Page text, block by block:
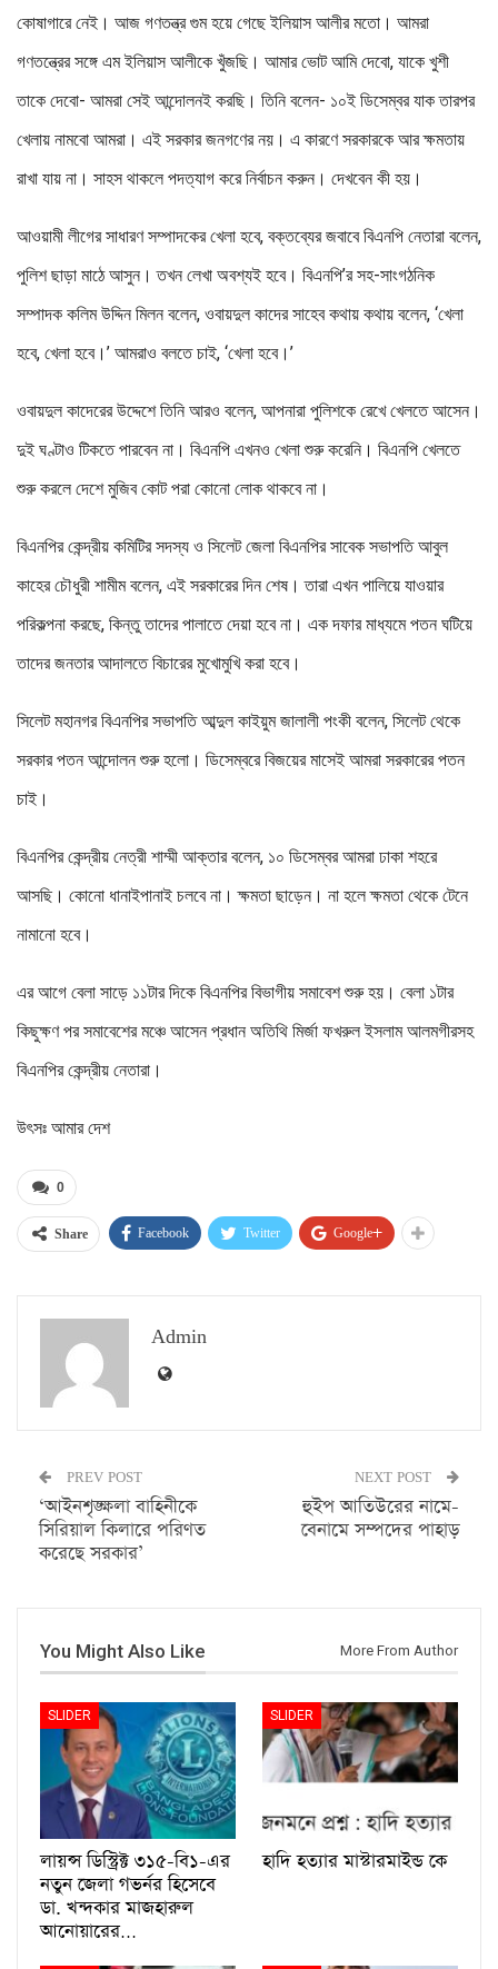
কোষাগারে নেই। আজ গণতন্ত্র গুম হয়ে গেছে ইলিয়াস আলীর মতো। আমরা
গণতন্ত্রের সঙ্গে এম ইলিয়াস আলীকে খুঁজছি। আমার ভোট আমি দেবো, যাকে খুশী
তাকে দেবো- আমরা সেই আন্দোলনই করছি। তিনি বলেন- ১০ই ডিসেম্বর যাক তারপর
খেলায় নামবো আমরা। এই সরকার জনগণের নয়। এ কারণে সরকারকে আর ক্ষমতায়
রাখা যায় না। সাহস থাকলে পদত্যাগ করে নির্বাচন করুন। দেখবেন কী হয়।
আওয়ামী লীগের সাধারণ সম্পাদকের খেলা হবে, বক্তব্যের জবাবে বিএনপি নেতারা বলেন,
পুলিশ ছাড়া মাঠে আসুন। তখন লেখা অবশ্যই হবে। বিএনপি’র সহ-সাংগঠনিক
সম্পাদক কলিম উদ্দিন মিলন বলেন, ওবায়দুল কাদের সাহেব কথায় কথায় বলেন, ‘খেলা
হবে, খেলা হবে।’ আমরাও বলতে চাই, ‘খেলা হবে।’
ওবায়দুল কাদেরের উদ্দেশে তিনি আরও বলেন, আপনারা পুলিশকে রেখে খেলতে আসেন।
দুই ঘণ্টাও টিকতে পারবেন না। বিএনপি এখনও খেলা শুরু করেনি। বিএনপি খেলতে
শুরু করলে দেশে মুজিব কোট পরা কোনো লোক থাকবে না।
বিএনপির কেন্দ্রীয় কমিটির সদস্য ও সিলেট জেলা বিএনপির সাবেক সভাপতি আবুল
কাহের চৌধুরী শামীম বলেন, এই সরকারের দিন শেষ। তারা এখন পালিয়ে যাওয়ার
পরিকল্পনা করছে, কিন্তু তাদের পালাতে দেয়া হবে না। এক দফার মাধ্যমে পতন ঘটিয়ে
তাদের জনতার আদালতে বিচারের মুখোমুখি করা হবে।
সিলেট মহানগর বিএনপির সভাপতি আব্দুল কাইয়ুম জালালী পংকী বলেন, সিলেট থেকে
সরকার পতন আন্দোলন শুরু হলো। ডিসেম্বরে বিজয়ের মাসেই আমরা সরকারের পতন
চাই।
বিএনপির কেন্দ্রীয় নেত্রী শাম্মী আক্তার বলেন, ১০ ডিসেম্বর আমরা ঢাকা শহরে
আসছি। কোনো ধানাইপানাই চলবে না। ক্ষমতা ছাড়েন। না হলে ক্ষমতা থেকে টেনে
নামানো হবে।
এর আগে বেলা সাড়ে ১১টার দিকে বিএনপির বিভাগীয় সমাবেশ শুরু হয়। বেলা ১টার
কিছুক্ষণ পর সমাবেশের মঞ্চে আসেন প্রধান অতিথি মির্জা ফখরুল ইসলাম আলমগীরসহ
বিএনপির কেন্দ্রীয় নেতারা।
উৎসঃ আমার দেশ
0
Share Facebook Twitter Google+
Admin
PREV POST
‘আইনশৃঙ্ক্ষলা বাহিনীকে
সিরিয়াল কিলারে পরিণত
করেছে সরকার’
NEXT POST
হুইপ আতিউরের নামে-
বেনামে সম্পদের পাহাড়
You Might Also Like More From Author
SLIDER
লায়ন্স ডিস্ট্রিক্ট ৩১৫-বি১-এর
নতুন জেলা গভর্নর হিসেবে
ডা. খন্দকার মাজহারুল
আনোয়ারের…
SLIDER
হাদি হত্যার মাস্টারমাইন্ড কে